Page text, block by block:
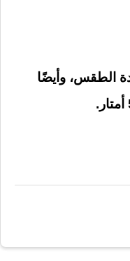
الطقس، وأيضًا